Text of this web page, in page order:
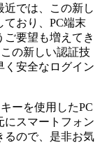
近では、この新し
おり、PC端末
要望も増えてき
の新しい認証技
く安全なログイン
ーを使用したPC
にスマートフォン
るので、是非お気